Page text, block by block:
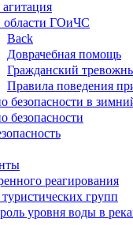
области ГОиЧС
Back
Доврачебная помощь
Гражданский
Правила поведения
безопасности в
безопасности
реагирования
групп
уровня воды в